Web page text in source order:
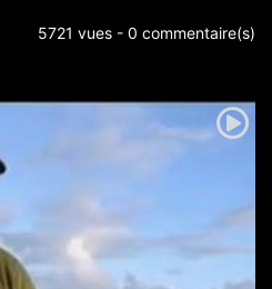
5721 vues - 0 commentaire(s)